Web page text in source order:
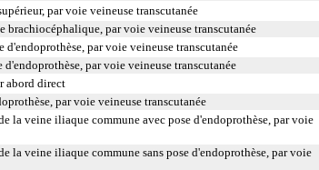
par voie veineuse transcutanée
par voie veineuse transcutanée
par voie veineuse transcutanée
par voie veineuse transcutanée
abord direct
par voie veineuse transcutanée
veine iliaque commune avec pose d'endoprothèse, par voie
veine iliaque commune sans pose d'endoprothèse, par voie